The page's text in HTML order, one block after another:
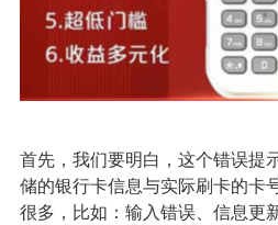
首先，我们要明白，这个错误提
储的银行卡信息与实际刷卡的卡
很多，比如：输入错误、信息更